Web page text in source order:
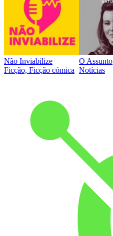
Não Inviabilize
Ficção, Ficção cómica
O Assunto
Notícias